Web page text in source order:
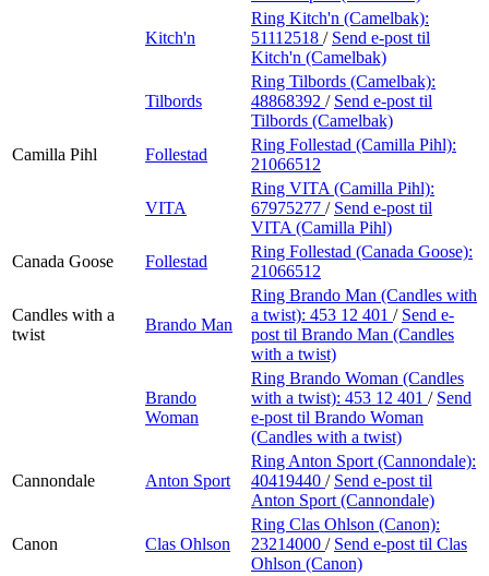
Kitch'n
Ring Kitch'n (Camelbak):
51112518 / Send e-post til
Kitch'n (Camelbak)
Tilbords
Ring Tilbords (Camelbak):
48868392 / Send e-post til
Tilbords (Camelbak)
Camilla Pihl
Follestad
Ring Follestad (Camilla Pihl):
21066512
VITA
Ring VITA (Camilla Pihl):
67975277 / Send e-post til
VITA (Camilla Pihl)
Canada Goose
Follestad
Ring Follestad (Canada Goose):
21066512
Candles with a
twist
Brando Man
Ring Brando Man (Candles with
a twist): 453 12 401 / Send e-
post til Brando Man (Candles
with a twist)
Brando
Woman
Ring Brando Woman (Candles
with a twist): 453 12 401 / Send
e-post til Brando Woman
(Candles with a twist)
Cannondale Anton Sport
Ring Anton Sport (Cannondale):
40419440 / Send e-post til
Anton Sport (Cannondale)
Canon Clas Ohlson
Ring Clas Ohlson (Canon):
23214000 / Send e-post til Clas
Ohlson (Canon)